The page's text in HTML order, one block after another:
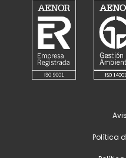
Política